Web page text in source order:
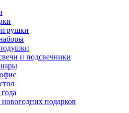
и подсвечники
подарков